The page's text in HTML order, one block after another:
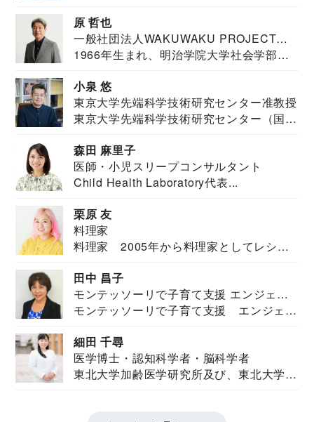
原 哲也
一般社団法人WAKUWAKU PROJECT
JAPAN代表・言語聴覚士・社会福祉士
1966年生まれ、明治学院大学社会学部福
小泉 悠
東京大学先端科学技術研究センター准教授
東京大学先端科学技術研究センター（国際
森田 麻里子
医師・小児スリープコンサルタント
Child Health Laboratory代表...
栗原 友
料理家
料理家 2005年から料理家としてレシピ
田中 昌子
モンテッソーリで子育て支援 エンジェル
ズハウス研究所所長
モンテッソーリで子育て支援 エンジェル
細田 千尋
医学博士・認知科学者・脳科学者
東北大学加齢医学研究所及び、東北大学大